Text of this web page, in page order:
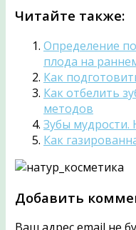
Читайте также:
Определение
плода на
Как
Как отбелить
методов
Зубы мудрости.
Как
Добавить